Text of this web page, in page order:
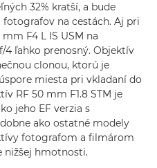
32% kratší, a bude
na cestách. Aj pri
F4 L IS USM na
ľahko prenosný. Objektív
clonou, ktorú je
miesta pri vkladaní do
RF 50 mm F1.8 STM je
jeho EF verzia s
ako ostatné modely
fotografom a filmárom
nižšej hmotnosti.